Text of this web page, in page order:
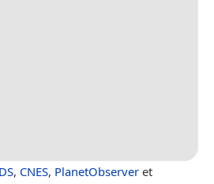
, CNES, PlanetObserver et